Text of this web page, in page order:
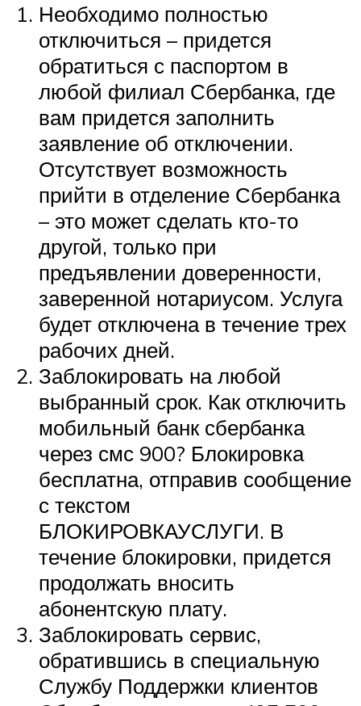
Необходимо полностью
отключиться – придется
обратиться с паспортом в
любой филиал Сбербанка, где
вам придется заполнить
заявление об отключении.
Отсутствует возможность
прийти в отделение Сбербанка
– это может сделать кто-то
другой, только при
предъявлении доверенности,
заверенной нотариусом. Услуга
будет отключена в течение трех
рабочих дней.
Заблокировать на любой
выбранный срок. Как отключить
мобильный банк сбербанка
через смс 900? Блокировка
бесплатна, отправив сообщение
с текстом
БЛОКИРОВКАУСЛУГИ. В
течение блокировки, придется
продолжать вносить
абонентскую плату.
Заблокировать сервис,
обратившись в специальную
Службу Поддержки клиентов